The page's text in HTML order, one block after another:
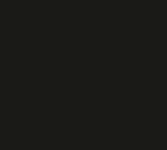
trabalhar com dois técnicos da
são bem parecidos, são bem
ativo, mas são bem semelhantes,
faz no treino o Davide também
pai é gratificante, é um dos